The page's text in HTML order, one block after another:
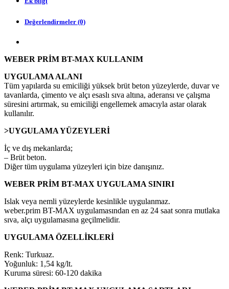
Değerlendirmeler (0)
WEBER PRİM BT-MAX KULLANIM
UYGULAMA ALANI
Tüm yapılarda su emiciliği yüksek brüt beton yüzeylerde, duvar ve
tavanlarda, çimento ve alçı esaslı sıva altına, aderansı ve çalışma
süresini artırmak, su emiciliği engellemek amacıyla astar olarak
kullanılır.
>UYGULAMA YÜZEYLERİ
İç ve dış mekanlarda;
– Brüt beton.
Diğer tüm uygulama yüzeyleri için bize danışınız.
WEBER PRİM BT-MAX UYGULAMA SINIRI
Islak veya nemli yüzeylerde kesinlikle uygulanmaz.
weber.prim BT-MAX uygulamasından en az 24 saat sonra mutlaka
sıva, alçı uygulamasına geçilmelidir.
UYGULAMA ÖZELLİKLERİ
Renk: Turkuaz.
Yoğunluk: 1,54 kg/lt.
Kuruma süresi: 60-120 dakika